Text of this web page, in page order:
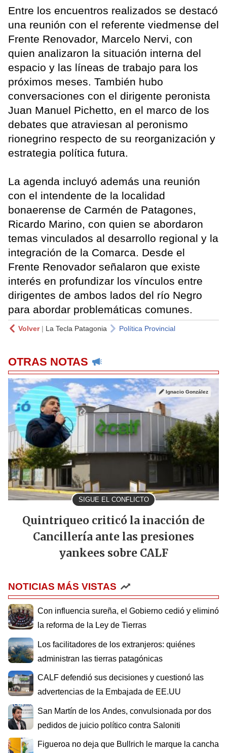
Entre los encuentros realizados se destacó
una reunión con el referente viedmense del
Frente Renovador, Marcelo Nervi, con
quien analizaron la situación interna del
espacio y las líneas de trabajo para los
próximos meses. También hubo
conversaciones con el dirigente peronista
Juan Manuel Pichetto, en el marco de los
debates que atraviesan al peronismo
rionegrino respecto de su reorganización y
estrategia política futura.
La agenda incluyó además una reunión
con el intendente de la localidad
bonaerense de Carmén de Patagones,
Ricardo Marino, con quien se abordaron
temas vinculados al desarrollo regional y la
integración de la Comarca. Desde el
Frente Renovador señalaron que existe
interés en profundizar los vínculos entre
dirigentes de ambos lados del río Negro
para abordar problemáticas comunes.
Volver| La Tecla Patagonia Política Provincial
OTRAS NOTAS
SIGUE EL CONFLICTO
Ignacio González
Quintriqueo criticó la inacción de
Cancillería ante las presiones
yankees sobre CALF
NOTICIAS MÁS VISTAS
Con influencia sureña, el Gobierno cedió y eliminó
la reforma de la Ley de Tierras
Los facilitadores de los extranjeros: quiénes
administran las tierras patagónicas
CALF defendió sus decisiones y cuestionó las
advertencias de la Embajada de EE.UU
San Martín de los Andes, convulsionada por dos
pedidos de juicio político contra Saloniti
Figueroa no deja que Bullrich le marque la cancha